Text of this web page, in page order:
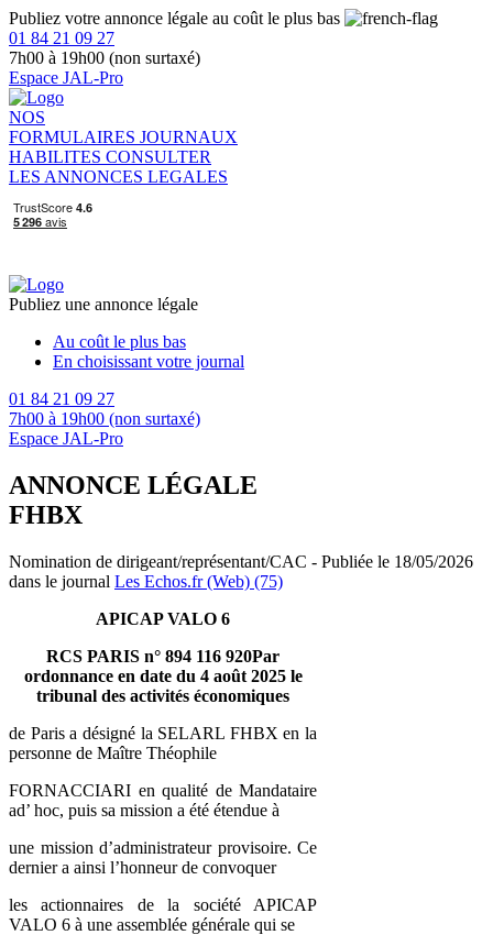
Publiez votre annonce légale au coût le plus bas
01 84 21 09 27
7h00 à 19h00 (non surtaxé)
Espace JAL-Pro
NOS
FORMULAIRES JOURNAUX
HABILITES CONSULTER
LES ANNONCES LEGALES
Publiez une annonce légale
Au coût le plus bas
En choisissant votre journal
01 84 21 09 27
7h00 à 19h00 (non surtaxé)
Espace JAL-Pro
ANNONCE LÉGALE
FHBX
Nomination de dirigeant/représentant/CAC - Publiée le 18/05/2026
dans le journal Les Echos.fr (Web) (75)
APICAP VALO 6
RCS PARIS n° 894 116 920Par
ordonnance en date du 4 août 2025 le
tribunal des activités économiques
de Paris a désigné la SELARL FHBX en la
personne de Maître Théophile
FORNACCIARI en qualité de Mandataire
ad’ hoc, puis sa mission a été étendue à
une mission d’administrateur provisoire. Ce
dernier a ainsi l’honneur de convoquer
les actionnaires de la société APICAP
VALO 6 à une assemblée générale qui se